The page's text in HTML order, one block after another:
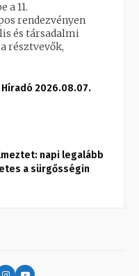
a 11.
rendezvényen
és társadalmi
résztvevők,
2026.08.07.
napi legalább
a sürgősségin